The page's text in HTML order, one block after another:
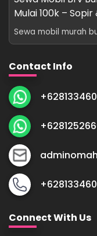
Mulai 100k –
Sewa mobil murah
Contact Info
Connect With Us